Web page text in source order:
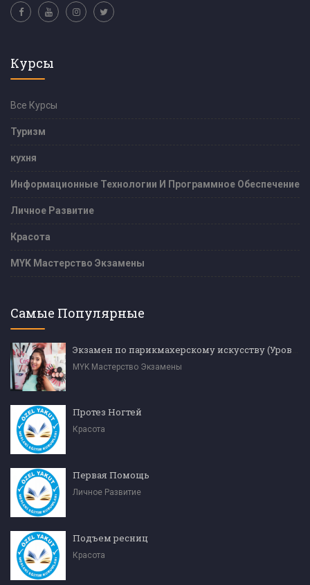
Курсы
Все Курсы
Туризм
кухня
Информационные Технологии И Программное Обеспечение
Личное Развитие
Красота
MYK Мастерство Экзамены
Самые Популярные
MYK Мастерство Экзамены
Протез Ногтей
Красота
Первая Помощь
Личное Развитие
Подъем ресниц
Красота